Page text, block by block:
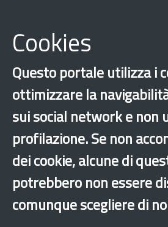
Highlights
Cookies
Questo portale utilizza i
ottimizzare la
sui social network e non
profilazione. Se non
dei cookie, alcune di
potrebbero non essere
comunque scegliere di